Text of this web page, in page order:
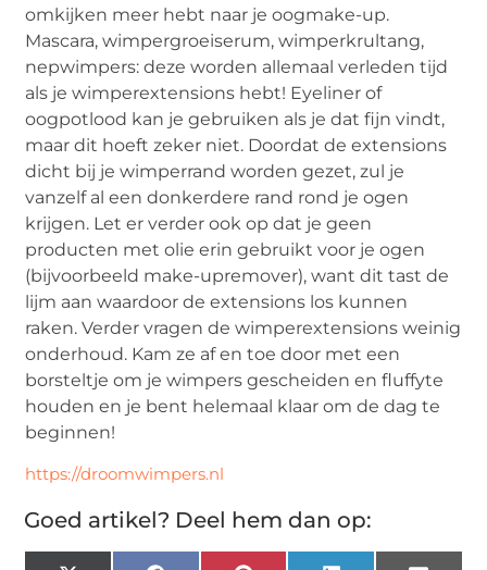
omkijken meer hebt naar je oogmake-up.
Mascara, wimpergroeiserum, wimperkrultang,
nepwimpers: deze worden allemaal verleden tijd
als je wimperextensions hebt! Eyeliner of
oogpotlood kan je gebruiken als je dat fijn vindt,
maar dit hoeft zeker niet. Doordat de extensions
dicht bij je wimperrand worden gezet, zul je
vanzelf al een donkerdere rand rond je ogen
krijgen. Let er verder ook op dat je geen
producten met olie erin gebruikt voor je ogen
(bijvoorbeeld make-upremover), want dit tast de
lijm aan waardoor de extensions los kunnen
raken. Verder vragen de wimperextensions weinig
onderhoud. Kam ze af en toe door met een
borsteltje om je wimpers gescheiden en fluffyte
houden en je bent helemaal klaar om de dag te
beginnen!
https://droomwimpers.nl
Goed artikel? Deel hem dan op: